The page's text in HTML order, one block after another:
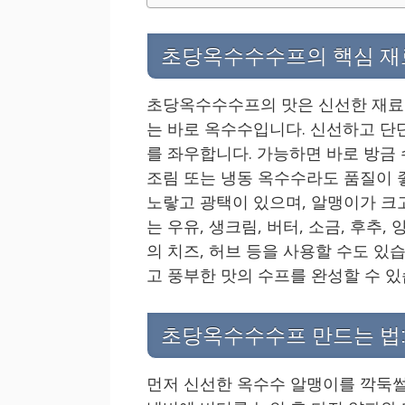
초당옥수수수프의 핵심
초당옥수수수프의 맛은 신선한 재
는 바로 옥수수입니다. 신선하고
를 좌우합니다. 가능하면 바로 방
조림 또는 냉동 옥수수라도 품질이
노랗고 광택이 있으며, 알맹이가
는 우유, 생크림, 버터, 소금, 후추,
의 치즈, 허브 등을 사용할 수도 있
고 풍부한 맛의 수프를 완성할 수
초당옥수수수프 만드는
먼저 신선한 옥수수 알맹이를 깍둑